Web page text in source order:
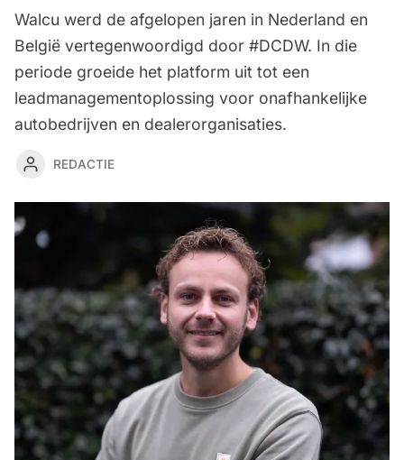
Walcu werd de afgelopen jaren in Nederland en
België vertegenwoordigd door #DCDW. In die
periode groeide het platform uit tot een
leadmanagementoplossing voor onafhankelijke
autobedrijven en dealerorganisaties.
REDACTIE